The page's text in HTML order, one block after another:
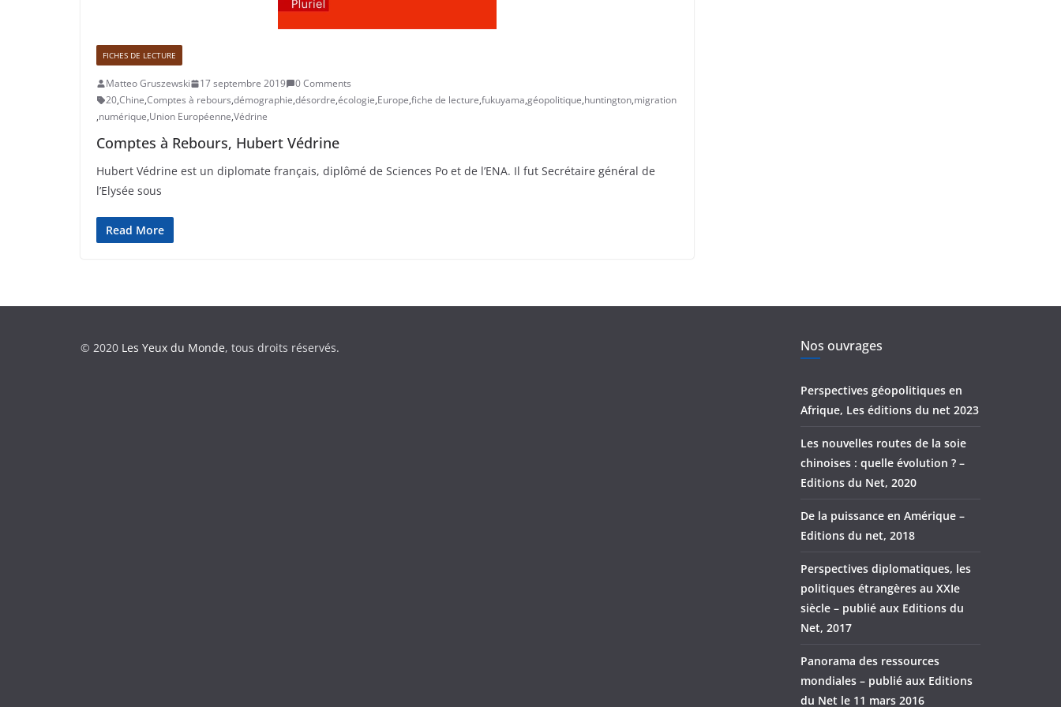
FICHES DE LECTURE
Matteo Gruszewski 17 septembre 2019
0 Comments
20,Chine,Comptes à rebours,démographie,désordre,écologie,Europe,fiche de lecture,fukuyama,géopolitique,huntington,migration
,numérique,Union Européenne,Védrine
Comptes à Rebours, Hubert Védrine
Hubert Védrine est un diplomate français, diplômé de Sciences Po et de l’ENA. Il fut Secrétaire général de
l’Elysée sous
Read More
© 2020 Les Yeux du Monde, tous droits réservés. Nos ouvrages
Perspectives géopolitiques en
Afrique, Les éditions du net 2023
Les nouvelles routes de la soie
chinoises : quelle évolution ? –
Editions du Net, 2020
De la puissance en Amérique –
Editions du net, 2018
Perspectives diplomatiques, les
politiques étrangères au XXIe
siècle – publié aux Editions du
Net, 2017
Panorama des ressources
mondiales – publié aux Editions
du Net le 11 mars 2016